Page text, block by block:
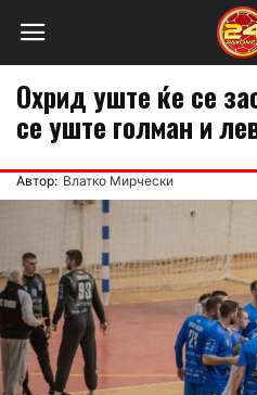
Охрид уште ќе се
се уште голман и
Автор: Влатко Мирчески